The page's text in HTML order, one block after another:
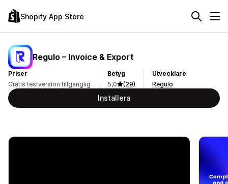
Shopify App Store
Regulo – Invoice & Export
Priser
Gratis testversion tillgänglig
Betyg
5,0
(29)
Utvecklare
Regulo
Installera